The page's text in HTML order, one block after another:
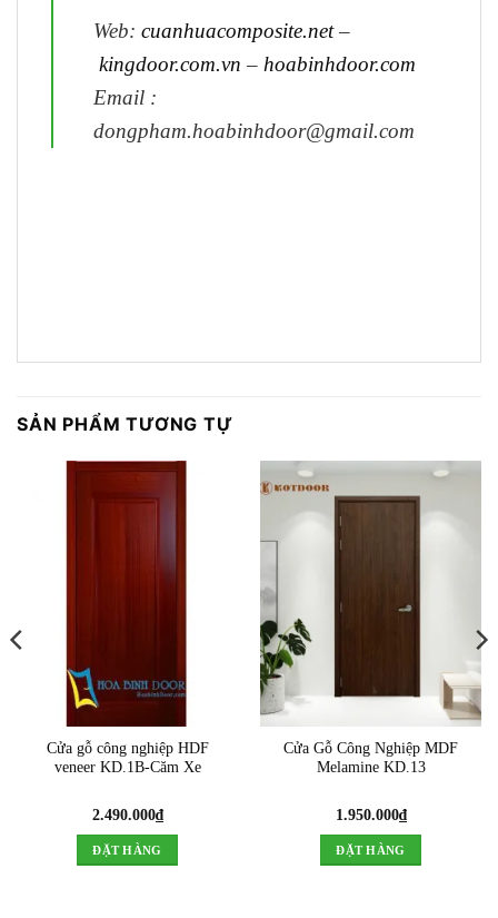
Web: cuanhuacomposite.net–
kingdoor.com.vn – hoabinhdoor.com
Email :
dongpham.hoabinhdoor@gmail.com
SẢN PHẨM TƯƠNG TỰ
Cửa gỗ công nghiệp HDF
veneer KD.1B-Căm Xe
2.490.000₫
ĐẶT HÀNG
Cửa Gỗ Công Nghiệp MDF
Melamine KD.13
1.950.000₫
ĐẶT HÀNG